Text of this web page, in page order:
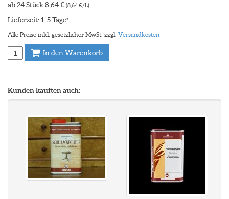
ab 24 Stück 8,64 € (8,64 €/L)
Lieferzeit: 1-5 Tage*
Alle Preise inkl. gesetzlicher MwSt. zzgl. Versandkosten
In den Warenkorb
Kunden kauften auch: